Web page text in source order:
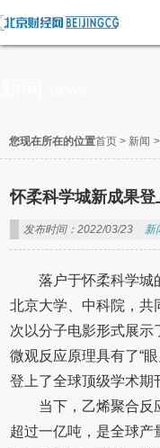
您现在所在的位置首页 > 新闻
怀柔科学城新成果
发布时间：2022/03/23 新
落户于怀柔科学城
北京大学、中科院，共
次以分子电影形式展示
微观反应原理具有了“
登上了全球顶级学术期
当下，乙烯聚合反
超过一亿吨，是全球产